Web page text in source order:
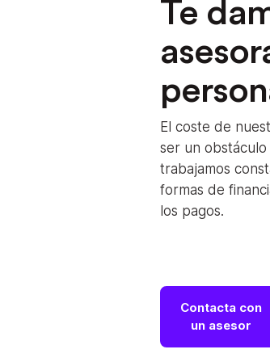
Te
El coste de
ser un
trabajamos
formas de
los pagos.
Contacta con
un asesor